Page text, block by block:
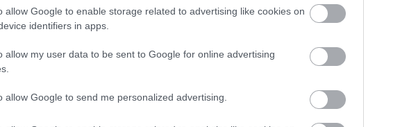
allow Google to enable storage related to advertising like cookies on
identifiers in apps.
allow my user data to be sent to Google for online advertising
allow Google to send me personalized advertising.